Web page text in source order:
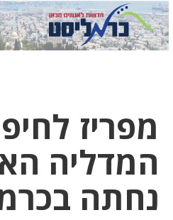
מפריז
המדליה
נחתה